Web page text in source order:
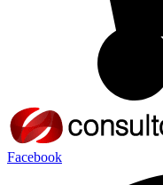
Facebook